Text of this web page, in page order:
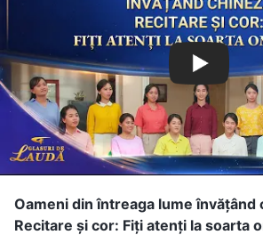
Oameni din întreaga lume învățând
Recitare și cor: Fiți atenți la soarta